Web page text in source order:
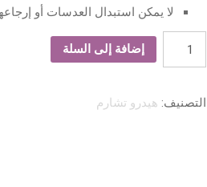
لا يمكن استبدال العدسات أو
كمية
هيدروتشارم
عدسات
إضافة إلى السلة
التصنيف: هيدرو تشارم